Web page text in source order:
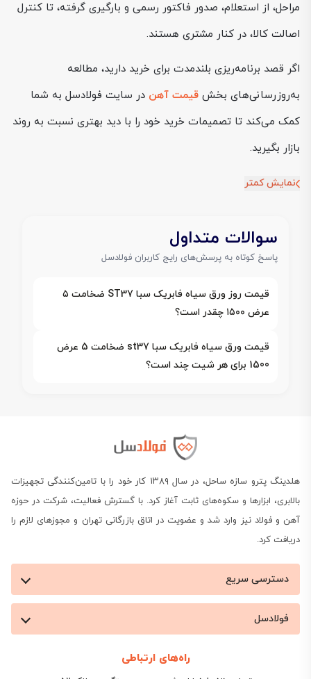
مراحل، از استعلام، صدور فاکتور رسمی و بارگیری گرفته، تا کنترل
اصالت کالا، در کنار مشتری هستند.
اگر قصد برنامه‌ریزی بلندمدت برای خرید دارید، مطالعه
به‌روزرسانی‌های بخش قیمت آهن در سایت فولادسل به شما
کمک می‌کند تا تصمیمات خرید خود را با دید بهتری نسبت به روند
بازار بگیرید.
نمایش کمتر
سوالات متداول
پاسخ کوتاه به پرسش‌های رایج کاربران فولادسل
قیمت روز ورق سیاه فابریک سبا ST37 ضخامت ۵
عرض ۱۵۰۰ چقدر است؟
قیمت ورق سیاه فابریک سبا st37 ضخامت 5 عرض
1500 برای هر شیت چند است؟
هلدینگ پترو سازه ساحل، در سال ۱۳۸۹ کار خود را با تامین‌کنندگی تجهیزات
بالابری، ابزارها و سکوه‌های ثابت آغاز کرد. با گسترش فعالیت، شرکت در حوزه
آهن و فولاد نیز وارد شد و عضویت در اتاق بازرگانی تهران و مجوزهای لازم را
دریافت کرد.
دسترسی سریع
فولادسل
راه‌های ارتباطی